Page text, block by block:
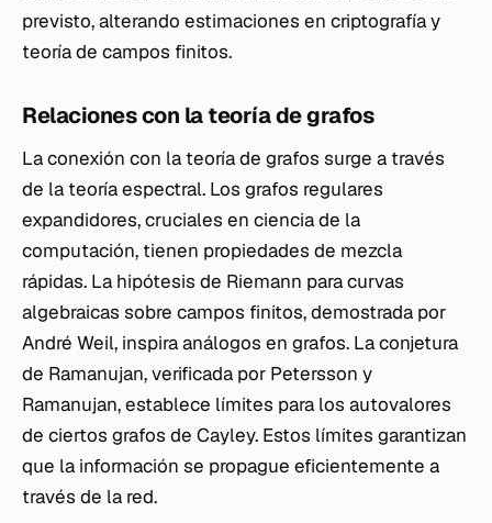
previsto, alterando estimaciones en criptografía y
teoría de campos finitos.
Relaciones con la teoría de grafos
La conexión con la teoría de grafos surge a través
de la teoría espectral. Los grafos regulares
expandidores, cruciales en ciencia de la
computación, tienen propiedades de mezcla
rápidas. La hipótesis de Riemann para curvas
algebraicas sobre campos finitos, demostrada por
André Weil, inspira análogos en grafos. La conjetura
de Ramanujan, verificada por Petersson y
Ramanujan, establece límites para los autovalores
de ciertos grafos de Cayley. Estos límites garantizan
que la información se propague eficientemente a
través de la red.